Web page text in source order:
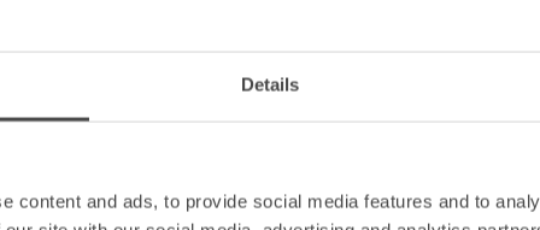
Details
content and ads, to provide social media features and to
werden
zu ermöglichen
bestimmten Umständen löschen oder berichtigen zu lassen.
über Datenschutzverletzungen für die